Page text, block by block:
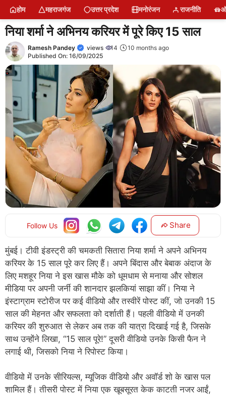
Skip
content
होम महराजगंज उत्तर प्रदेश मनोरंजन राजनीति
निया शर्मा ने अभिनय करियर में पूरे किए 15 साल
Ramesh Pandey views 14
10 months ago
Published On: 16/09/2025
Follow Us Share
मुंबई। टीवी इंडस्ट्री की चमकती सितारा निया शर्मा ने अपने अभिनय
करियर के 15 साल पूरे कर लिए हैं। अपने बिंदास और बेबाक अंदाज के
लिए मशहूर निया ने इस खास मौके को धूमधाम से मनाया और सोशल
मीडिया पर अपनी जर्नी की शानदार झलकियां साझा कीं। निया ने
इंस्टाग्राम स्टोरीज पर कई वीडियो और तस्वीरें पोस्ट कीं, जो उनकी 15
साल की मेहनत और सफलता को दर्शाती हैं। पहली वीडियो में उनकी
करियर की शुरुआत से लेकर अब तक की यात्रा दिखाई गई है, जिसके
साथ उन्होंने लिखा, “15 साल पूरे!” दूसरी वीडियो उनके किसी फैन ने
लगाई थी, जिसको निया ने रिपोस्ट किया।
वीडियो में उनके सीरियल्स, म्यूजिक वीडियो और अवॉर्ड शो के खास पल
शामिल हैं। तीसरी पोस्ट में निया एक खूबसूरत केक काटती नजर आईं,